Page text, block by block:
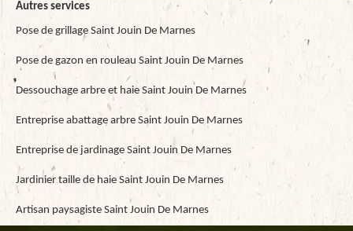
Autres services
Pose de grillage Saint Jouin De Marnes
Pose de gazon en rouleau Saint Jouin De Marnes
Dessouchage arbre et haie Saint Jouin De Marnes
Entreprise abattage arbre Saint Jouin De Marnes
Entreprise de jardinage Saint Jouin De Marnes
Jardinier taille de haie Saint Jouin De Marnes
Artisan paysagiste Saint Jouin De Marnes